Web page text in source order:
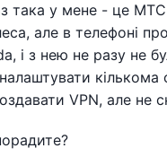
така у мене - це МТС
але в телефоні
і з нею не разу не
кількома
VPN, але не